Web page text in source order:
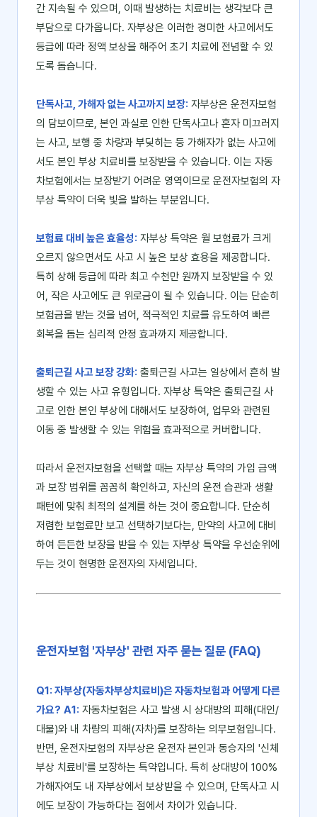
간 지속될 수 있으며, 이때 발생하는 치료비는 생각보다 큰
부담으로 다가옵니다. 자부상은 이러한 경미한 사고에서도
등급에 따라 정액 보상을 해주어 초기 치료에 전념할 수 있
도록 돕습니다.
단독사고, 가해자 없는 사고까지 보장: 자부상은 운전자보험
의 담보이므로, 본인 과실로 인한 단독사고나 혼자 미끄러지
는 사고, 보행 중 차량과 부딪히는 등 가해자가 없는 사고에
서도 본인 부상 치료비를 보장받을 수 있습니다. 이는 자동
차보험에서는 보장받기 어려운 영역이므로 운전자보험의 자
부상 특약이 더욱 빛을 발하는 부분입니다.
보험료 대비 높은 효율성: 자부상 특약은 월 보험료가 크게
오르지 않으면서도 사고 시 높은 보상 효용을 제공합니다.
특히 상해 등급에 따라 최고 수천만 원까지 보장받을 수 있
어, 작은 사고에도 큰 위로금이 될 수 있습니다. 이는 단순히
보험금을 받는 것을 넘어, 적극적인 치료를 유도하여 빠른
회복을 돕는 심리적 안정 효과까지 제공합니다.
출퇴근길 사고 보장 강화: 출퇴근길 사고는 일상에서 흔히 발
생할 수 있는 사고 유형입니다. 자부상 특약은 출퇴근길 사
고로 인한 본인 부상에 대해서도 보장하여, 업무와 관련된
이동 중 발생할 수 있는 위험을 효과적으로 커버합니다.
따라서 운전자보험을 선택할 때는 자부상 특약의 가입 금액
과 보장 범위를 꼼꼼히 확인하고, 자신의 운전 습관과 생활
패턴에 맞춰 최적의 설계를 하는 것이 중요합니다. 단순히
저렴한 보험료만 보고 선택하기보다는, 만약의 사고에 대비
하여 든든한 보장을 받을 수 있는 자부상 특약을 우선순위에
두는 것이 현명한 운전자의 자세입니다.
운전자보험 '자부상' 관련 자주 묻는 질문 (FAQ)
Q1: 자부상(자동차부상치료비)은 자동차보험과 어떻게 다른
가요? A1: 자동차보험은 사고 발생 시 상대방의 피해(대인/
대물)와 내 차량의 피해(자차)를 보장하는 의무보험입니다.
반면, 운전자보험의 자부상은 운전자 본인과 동승자의 '신체
부상 치료비'를 보장하는 특약입니다. 특히 상대방이 100%
가해자여도 내 자부상에서 보상받을 수 있으며, 단독사고 시
에도 보장이 가능하다는 점에서 차이가 있습니다.